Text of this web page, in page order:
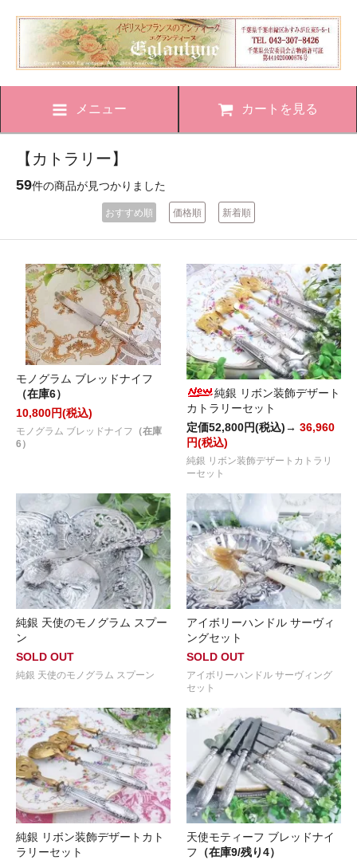
メニュー カートを見る
【カトラリー】
59件の商品が見つかりました
おすすめ順 価格順 新着順
モノグラム ブレッドナイフ
（在庫6）
10,800円(税込)
モノグラム ブレッドナイフ （在庫
6）
純銀 リボン装飾デザート
カトラリーセット
定価52,800円(税込)→ 36,960
円(税込)
純銀 リボン装飾デザートカトラリ
ーセット
純銀 天使のモノグラム スプー
ン
SOLD OUT
純銀 天使のモノグラム スプーン
アイボリーハンドル サーヴィ
ングセット
SOLD OUT
アイボリーハンドル サーヴィング
セット
純銀 リボン装飾デザートカト
ラリーセット
天使モティーフ ブレッドナイ
フ （在庫9/残り4）